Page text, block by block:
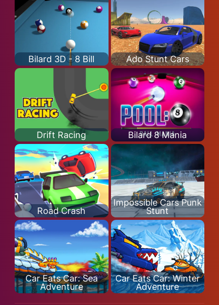
Bilard 3D - 8 Bill Ado Stunt Cars
Drift Racing Bilard 8 Mania
Road Crash
Impossible Cars Punk
Stunt
Car Eats Car: Sea
Adventure
Car Eats Car: Winter
Adventure